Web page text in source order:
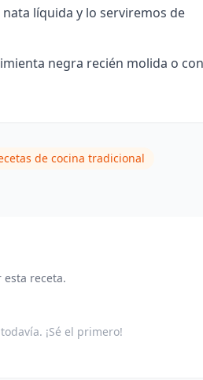
líquida y lo serviremos de
negra recién molida o con
de cocina tradicional
receta.
¡Sé el primero!